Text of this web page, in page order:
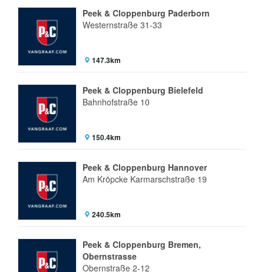
Peek & Cloppenburg Paderborn
Westernstraße 31-33
147.3km
Peek & Cloppenburg Bielefeld
Bahnhofstraße 10
150.4km
Peek & Cloppenburg Hannover
Am Kröpcke Karmarschstraße 19
240.5km
Peek & Cloppenburg Bremen,
Obernstrasse
Obernstraße 2-12